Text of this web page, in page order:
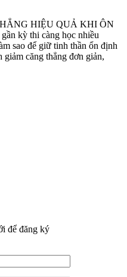
HIỆU QUẢ KHI ÔN
kỳ thi càng học nhiều
sao để giữ tinh thần ổn định
căng thẳng đơn giản,
để đăng ký